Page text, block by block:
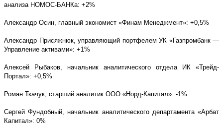
анализа НОМОС-БАНКа: +2%
Александр Осин, главный экономист «Финам Менеджмент»: +0,5%
Александр Присяжнюк, управляющий портфелем УК «Газпромбанк —
Управление активами»: +1%
Алексей Рыбаков, начальник аналитического отдела ИК «Трейд-
Портал»: +0,5%
Роман Ткачук, старший аналитик ООО «Норд-Капитал»: -1%
Сергей Фундобный, начальник аналитического департамента «Арбат
Капитал»: 0%